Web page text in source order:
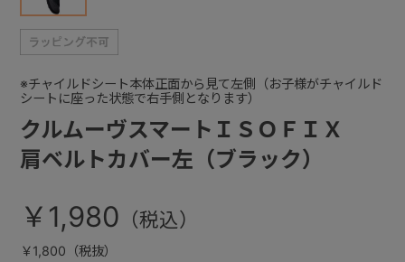
クルムーヴスマートＩＳＯＦＩＸ
肩ベルトカバー左（ブラック）
※チャイルドシート本体正面から見て左側（お子様がチャイルド
シートに座った状態で右手側となります）
￥1,980
￥1,800（税抜）